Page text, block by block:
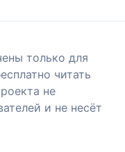
только для
читать
не
и не несёт